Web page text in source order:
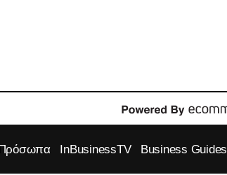
InBusinessTV Business Guides